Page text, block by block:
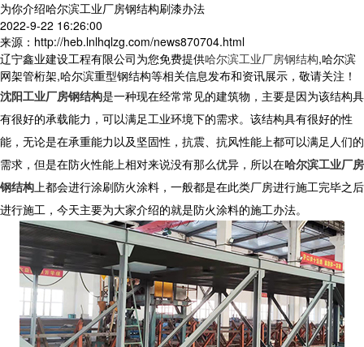
为你介绍哈尔滨工业厂房钢结构刷漆办法
2022-9-22 16:26:00
来源：http://heb.lnlhqlzg.com/news870704.html
辽宁鑫业建设工程有限公司为您免费提供哈尔滨工业厂房钢结构,哈尔滨
网架管桁架,哈尔滨重型钢结构等相关信息发布和资讯展示，敬请关注！
沈阳工业厂房钢结构是一种现在经常常见的建筑物，主要是因为该结构具
有很好的承载能力，可以满足工业环境下的需求。该结构具有很好的性
能，无论是在承重能力以及坚固性，抗震、抗风性能上都可以满足人们的
需求，但是在防火性能上相对来说没有那么优异，所以在哈尔滨工业厂房
钢结构上都会进行涂刷防火涂料，一般都是在此类厂房进行施工完毕之后
进行施工，今天主要为大家介绍的就是防火涂料的施工办法。